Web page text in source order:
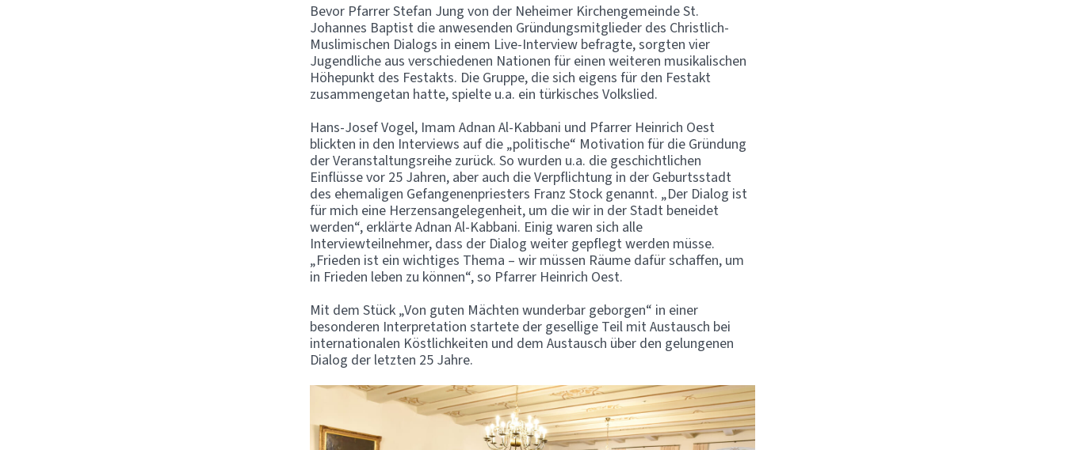
Bevor Pfarrer Stefan Jung von der Neheimer Kirchengemeinde St.
Johannes Baptist die anwesenden Gründungsmitglieder des Christlich-
Muslimischen Dialogs in einem Live-Interview befragte, sorgten vier
Jugendliche aus verschiedenen Nationen für einen weiteren musikalischen
Höhepunkt des Festakts. Die Gruppe, die sich eigens für den Festakt
zusammengetan hatte, spielte u.a. ein türkisches Volkslied.
Hans-Josef Vogel, Imam Adnan Al-Kabbani und Pfarrer Heinrich Oest
blickten in den Interviews auf die „politische“ Motivation für die Gründung
der Veranstaltungsreihe zurück. So wurden u.a. die geschichtlichen
Einflüsse vor 25 Jahren, aber auch die Verpflichtung in der Geburtsstadt
des ehemaligen Gefangenenpriesters Franz Stock genannt. „Der Dialog ist
für mich eine Herzensangelegenheit, um die wir in der Stadt beneidet
werden“, erklärte Adnan Al-Kabbani. Einig waren sich alle
Interviewteilnehmer, dass der Dialog weiter gepflegt werden müsse.
„Frieden ist ein wichtiges Thema – wir müssen Räume dafür schaffen, um
in Frieden leben zu können“, so Pfarrer Heinrich Oest.
Mit dem Stück „Von guten Mächten wunderbar geborgen“ in einer
besonderen Interpretation startete der gesellige Teil mit Austausch bei
internationalen Köstlichkeiten und dem Austausch über den gelungenen
Dialog der letzten 25 Jahre.